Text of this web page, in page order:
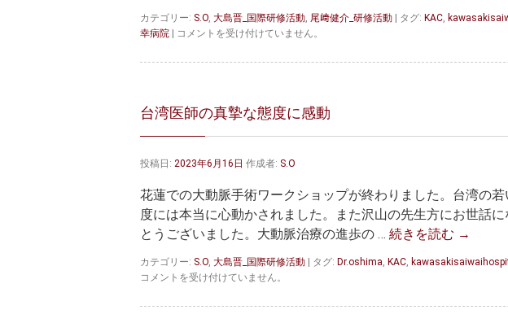
迎
レ
ン
様
～
カテゴリー: S.O, 大島晋_国際研修活動, 尾﨑健介_研修活動 タグ: KAC,
幸病院
川
大
セ
ン
タ
へ
結！
タ
イ
の
た
コメントを受け付けていません。
台湾医師の真摯な態度に感動
投稿日: 2023年6月16日 作成者: S.O
花蓮での大動脈手術ワークショップが終わりました。台湾の
度には本当に心動かされました。また沢山の先生方にお世話
とうございました。大動脈治療の進歩の … 続きを読む →
カテゴリー: S.O, 大島晋_国際研修活動 タグ: Dr.oshima, KAC,
台
医
コメントを受け付けていません。